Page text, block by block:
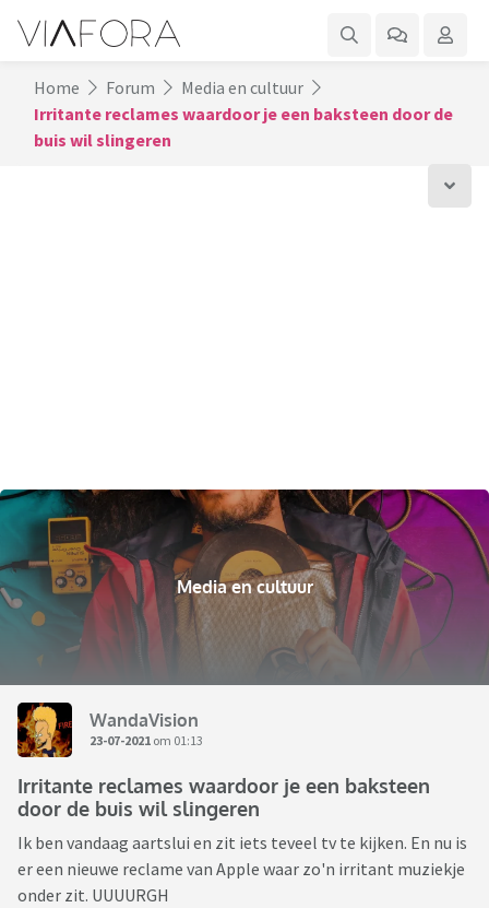
Home Forum
Media en cultuur
Irritante reclames waardoor je een baksteen door de
buis wil slingeren
Media en cultuur
WandaVision
23-07-2021 om 01:13
Irritante reclames waardoor je een baksteen
door de buis wil slingeren
Ik ben vandaag aartslui en zit iets teveel tv te kijken. En nu is
er een nieuwe reclame van Apple waar zo'n irritant muziekje
onder zit. UUUURGH